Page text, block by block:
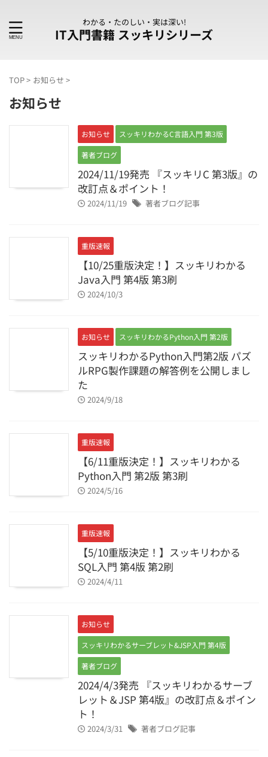
わかる・たのしい・実は深い!
IT入門書籍 スッキリシリーズ
TOP> お知らせ >
お知らせ
お知らせ スッキリわかるC言語入門 第3版
著者ブログ
2024/11/19発売 『スッキリC 第3版』の
改訂点＆ポイント！
2024/11/19 著者ブログ記事
重版速報
【10/25重版決定！】スッキリわかる
Java入門 第4版 第3刷
2024/10/3
お知らせ スッキリわかるPython入門 第2版
スッキリわかるPython入門第2版 パズ
ルRPG製作課題の解答例を公開しまし
た
2024/9/18
重版速報
【6/11重版決定！】スッキリわかる
Python入門 第2版 第3刷
2024/5/16
重版速報
【5/10重版決定！】スッキリわかる
SQL入門 第4版 第2刷
2024/4/11
お知らせ
スッキリわかるサーブレット&JSP入門 第4版
著者ブログ
2024/4/3発売 『スッキリわかるサーブ
レット＆JSP 第4版』の改訂点＆ポイン
ト！
2024/3/31 著者ブログ記事